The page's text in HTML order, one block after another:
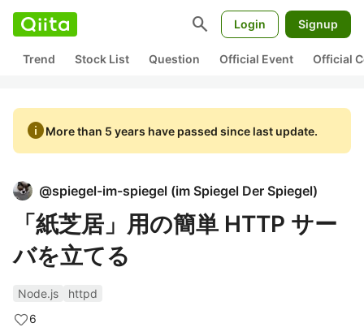
search Login Signup
Trend Stock List Question Official Event Official
infoMore than 5 years have passed since last update.
@spiegel-im-spiegel (im Spiegel Der Spiegel)
「紙芝居」用の簡単 HTTP サー
バを立てる
Node.js
httpd
6